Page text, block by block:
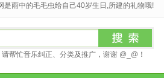
是雨中的毛毛虫给自己40岁生日,所建的礼物哦!
帮忙音乐纠正、分类及推广，谢谢 @_@！